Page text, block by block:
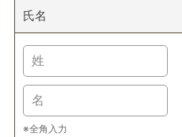
氏名
※全角入力